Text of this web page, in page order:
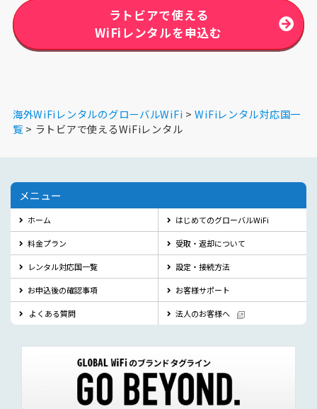
ラトビアで使える
WiFiレンタルを申込む
海外WiFiレンタルのグローバルWiFi
WiFiレンタル対応国一
覧
ラトビアで使えるWiFiレンタル
メニュー
ホーム はじめてのグローバルWiFi
料金プラン 受取・返却について
レンタル対応国一覧 設定・接続方法
お申込後の確認事項 お客様サポート
よくある質問 法人のお客様へ